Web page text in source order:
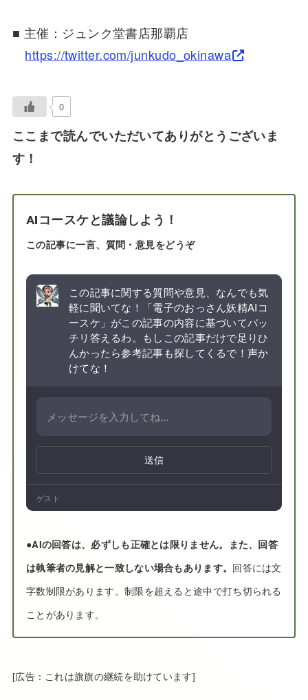
■ 主催：ジュンク堂書店那覇店
https://twitter.com/junkudo_okinawa
0
ここまで読んでいただいてありがとうございま
す！
AIコースケと議論しよう！
この記事に一言、質問・意見をどうぞ
この記事に関する質問や意見、なんでも気
軽に聞いてな！「電子のおっさん妖精AIコ
ースケ」がこの記事の内容に基づいてバッ
チリ答えるわ。もしこの記事だけで足りひ
んかったら参考記事も探してくるで！声か
けてな！
送信
ゲスト
●AIの回答は、必ずしも正確とは限りません。また、回答
は執筆者の見解と一致しない場合もあります。 回答には文
字数制限があります。制限を超えると途中で打ち切られる
ことがあります。
[広告：これは旗旗の継続を助けています]